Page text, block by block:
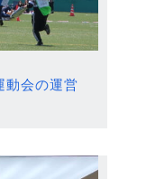
動会の運営